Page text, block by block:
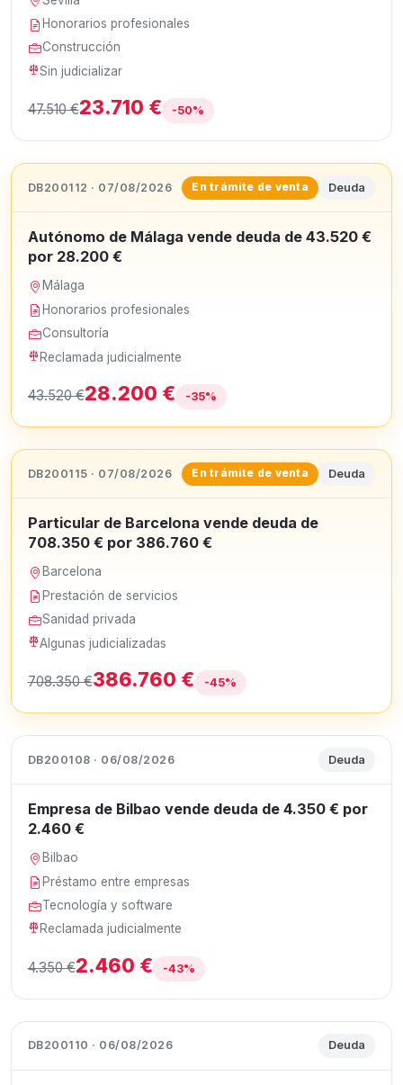
Honorarios profesionales
Construcción
Sin judicializar
47.510 €23.710 € -50%
DB200112 · 07/08/2026 En trámite de venta Deuda
Autónomo de Málaga vende deuda de 43.520 €
por 28.200 €
Málaga
Honorarios profesionales
Consultoría
Reclamada judicialmente
43.520 €28.200 € -35%
DB200115 · 07/08/2026 En trámite de venta Deuda
Particular de Barcelona vende deuda de
708.350 € por 386.760 €
Barcelona
Prestación de servicios
Sanidad privada
Algunas judicializadas
708.350 €386.760 € -45%
DB200108 · 06/08/2026 Deuda
Empresa de Bilbao vende deuda de 4.350 € por
2.460 €
Bilbao
Préstamo entre empresas
Tecnología y software
Reclamada judicialmente
4.350 €2.460 € -43%
DB200110 · 06/08/2026 Deuda